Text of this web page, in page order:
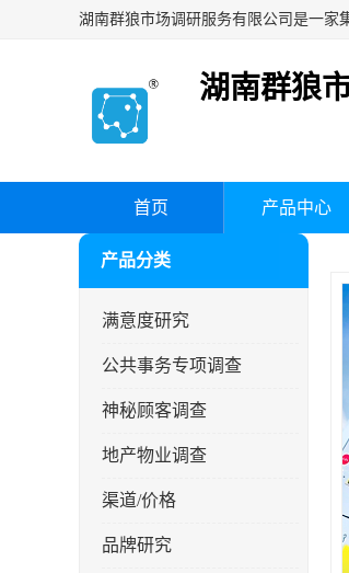
湖南群狼
首页 产品中心
产品分类
满意度研究
公共事务专项调查
神秘顾客调查
地产物业调查
渠道/价格
品牌研究